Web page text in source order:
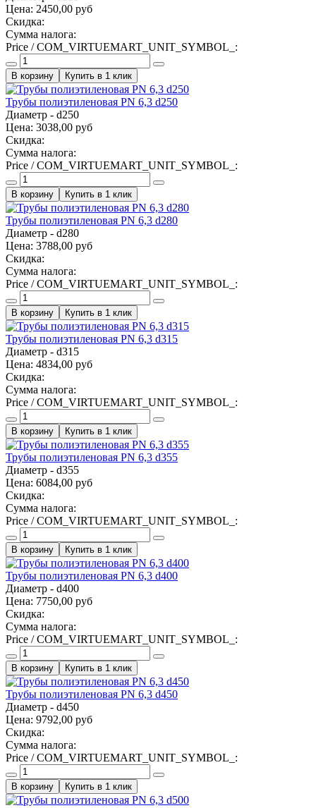
Цена: 2450,00 руб
Скидка:
Сумма налога:
Price / COM_VIRTUEMART_UNIT_SYMBOL_:
Купить в 1 клик
Трубы полиэтиленовая PN 6,3 d250
Диаметр - d250
Цена: 3038,00 руб
Скидка:
Сумма налога:
Price / COM_VIRTUEMART_UNIT_SYMBOL_:
Купить в 1 клик
Трубы полиэтиленовая PN 6,3 d280
Диаметр - d280
Цена: 3788,00 руб
Скидка:
Сумма налога:
Price / COM_VIRTUEMART_UNIT_SYMBOL_:
Купить в 1 клик
Трубы полиэтиленовая PN 6,3 d315
Диаметр - d315
Цена: 4834,00 руб
Скидка:
Сумма налога:
Price / COM_VIRTUEMART_UNIT_SYMBOL_:
Купить в 1 клик
Трубы полиэтиленовая PN 6,3 d355
Диаметр - d355
Цена: 6084,00 руб
Скидка:
Сумма налога:
Price / COM_VIRTUEMART_UNIT_SYMBOL_:
Купить в 1 клик
Трубы полиэтиленовая PN 6,3 d400
Диаметр - d400
Цена: 7750,00 руб
Скидка:
Сумма налога:
Price / COM_VIRTUEMART_UNIT_SYMBOL_:
Купить в 1 клик
Трубы полиэтиленовая PN 6,3 d450
Диаметр - d450
Цена: 9792,00 руб
Скидка:
Сумма налога:
Price / COM_VIRTUEMART_UNIT_SYMBOL_:
Купить в 1 клик